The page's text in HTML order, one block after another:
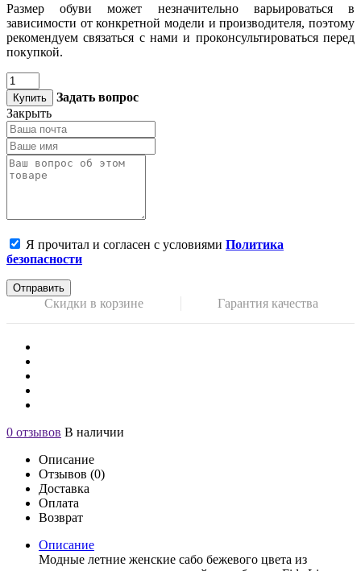
Размер обуви может незначительно варьироваться в
зависимости от конкретной модели и производителя, поэтому
рекомендуем связаться с нами и проконсультироваться перед
покупкой.
Купить
Задать вопрос
Закрыть
Я прочитал и согласен с условиями Политика
безопасности
Отправить
Скидки в корзине Гарантия качества
0 отзывов В наличии
Описание
Отзывов (0)
Доставка
Оплата
Возврат
Описание
Модные летние женские сабо бежевого цвета из